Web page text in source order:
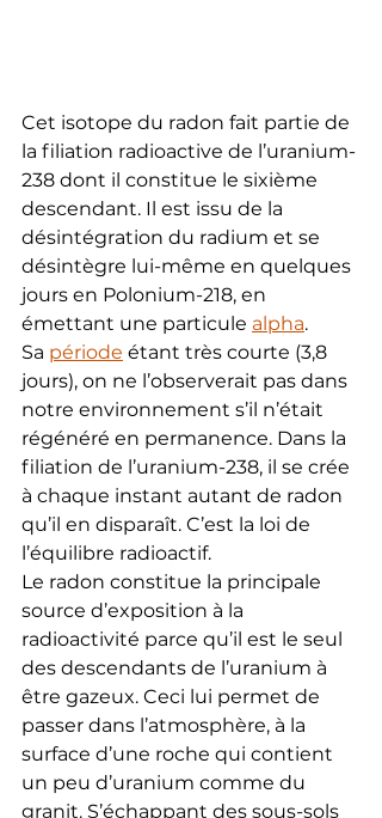
Cet isotope du radon fait partie de
la filiation radioactive de l’uranium-
238 dont il constitue le sixième
descendant. Il est issu de la
désintégration du radium et se
désintègre lui-même en quelques
jours en Polonium-218, en
émettant une particule alpha.
Sa période étant très courte (3,8
jours), on ne l’observerait pas dans
notre environnement s’il n’était
régénéré en permanence. Dans la
filiation de l’uranium-238, il se crée
à chaque instant autant de radon
qu’il en disparaît. C’est la loi de
l’équilibre radioactif.
Le radon constitue la principale
source d’exposition à la
radioactivité parce qu’il est le seul
des descendants de l’uranium à
être gazeux. Ceci lui permet de
passer dans l’atmosphère, à la
surface d’une roche qui contient
un peu d’uranium comme du
granit. S’échappant des sous-sols